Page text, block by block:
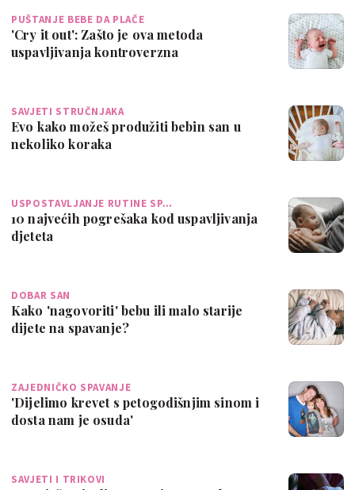
PUŠTANJE BEBE DA PLAČE
'Cry it out': Zašto je ova metoda
uspavljivanja kontroverzna
SAVJETI STRUČNJAKA
Evo kako možeš produžiti bebin san u
nekoliko koraka
USPOSTAVLJANJE RUTINE SP…
10 najvećih pogrešaka kod uspavljivanja
djeteta
DOBAR SAN
Kako 'nagovoriti' bebu ili malo starije
dijete na spavanje?
ZAJEDNIČKO SPAVANJE
'Dijelimo krevet s petogodišnjim sinom i
dosta nam je osuda'
SAVJETI I TRIKOVI